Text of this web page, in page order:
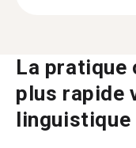
La pratique
plus rapide
linguistique